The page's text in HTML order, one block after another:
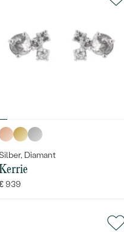
Silber, Diamant
939